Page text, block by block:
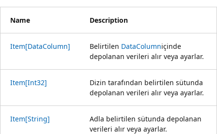
Name Description
Item[DataColumn] Belirtilen DataColumniçinde
depolanan verileri alır veya ayarlar.
Item[Int32]
Dizin tarafından belirtilen sütunda
depolanan verileri alır veya ayarlar.
Item[String]
Adla belirtilen sütunda depolanan
verileri alır veya ayarlar.